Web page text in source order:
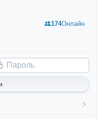
174Онлайн